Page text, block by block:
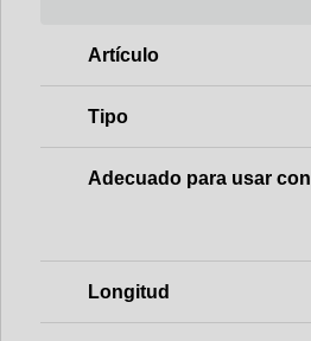
Artículo
Tipo
Adecuado para usar con
Longitud